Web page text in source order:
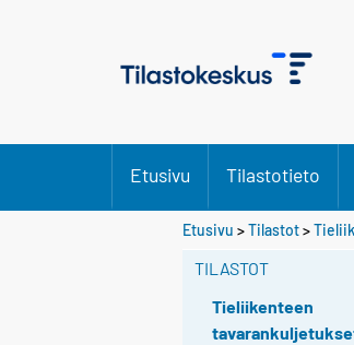
Etusivu Tilastotieto
Etusivu >Tilastot>
TILASTOT
Tieliikenteen